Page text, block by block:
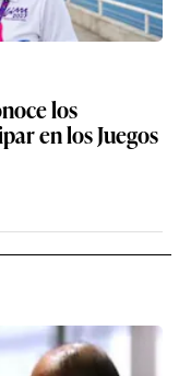
los
en los Juegos